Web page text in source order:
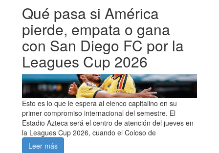
Qué pasa si América
pierde, empata o gana
con San Diego FC por la
Leagues Cup 2026
Esto es lo que le espera al elenco capitalino en su
primer compromiso internacional del semestre. El
Estadio Azteca será el centro de atención del jueves en
la Leagues Cup 2026, cuando el Coloso de
Leer más